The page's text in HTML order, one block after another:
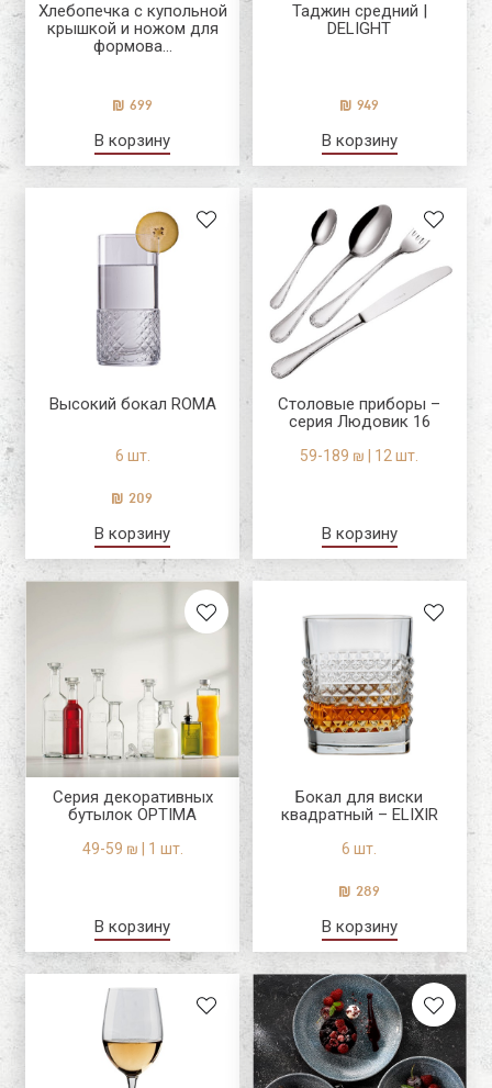
Хлебопечка с купольной
крышкой и ножом для
формова...
699
В корзину
Таджин средний |
DELIGHT
949
В корзину
Высокий бокал ROMA
6 шт.
209
В корзину
Столовые приборы –
серия Людовик 16
59-189 ₪ | 12 шт.
В корзину
Серия декоративных
бутылок OPTIMA
49-59 ₪ | 1 шт.
В корзину
Бокал для виски
квадратный – ELIXIR
6 шт.
289
В корзину